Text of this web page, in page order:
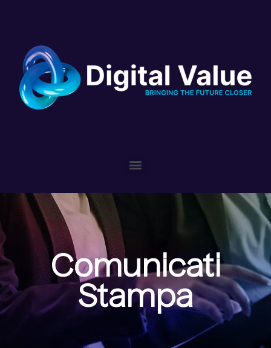
website
includes
accessibility
system.
Comunicati
Stampa